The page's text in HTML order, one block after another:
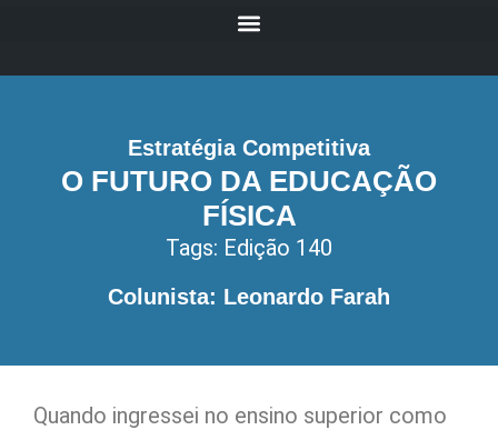
Estratégia Competitiva
O FUTURO DA EDUCAÇÃO
FÍSICA
Tags: Edição 140
Colunista: Leonardo Farah
Quando ingressei no ensino superior como